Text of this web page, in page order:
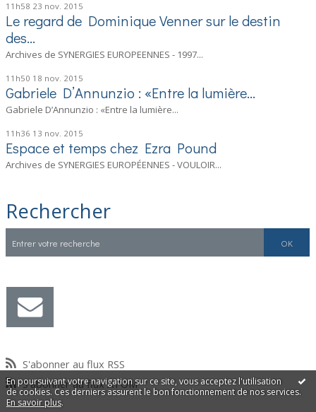
En poursuivant votre navigation sur ce site, vous acceptez l'utilisation
de cookies. Ces derniers assurent le bon fonctionnement de nos services.
En savoir plus.
11h58 23 nov. 2015
Le regard de Dominique Venner sur le destin
des...
Archives de SYNERGIES EUROPEENNES - 1997...
11h50 18 nov. 2015
Gabriele D’Annunzio : «Entre la lumière...
Gabriele D’Annunzio : «Entre la lumière...
11h36 13 nov. 2015
Espace et temps chez Ezra Pound
Archives de SYNERGIES EUROPÉENNES - VOULOIR...
Rechercher
S'abonner au flux RSS
S'abonner au flux ATOM